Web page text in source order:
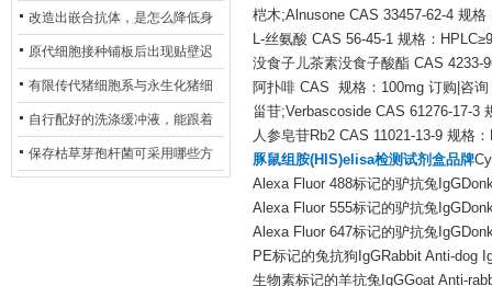
查？
的LOD与LOQ性能？
改造出嵌合抗体，是怎么降低身
体生成抗鼠抗体（HAMA）的？
原代细胞接种铺板后出现贴壁迟
缓、悬浮细胞数量偏多的现象的
主要诱因
有限传代猪细胞系与永生化猪细
胞系，二者在增殖存活周期上有
什么区别？
自行配好的洗涤缓冲液，能跟着
试剂盒原装干粉放一处储存吗？
保存枯草芽孢杆菌可采用哪些方
桤木;Alnusone CAS 33457-62-4 规格
L-丝氨酸 CAS 56-45-1 规格：
没食子儿茶素没食子酸酯 CAS 4233-
阿扑啡 CAS 规格：100mg 订购|咨询
甾苷;Verbascoside CAS 61276-17-3
人参皂苷Rb2 CAS 11021-13-9 规格
豚鼠组胺(HIS)elisa检测试剂盒品牌
Alexa Fluor 488标记的驴抗兔
Alexa Fluor 555标记的驴抗兔
Alexa Fluor 647标记的驴抗兔
PE标记的兔抗狗IgGRabbit Anti-dog
生物素标记的羊抗兔IgGGoat Anti-